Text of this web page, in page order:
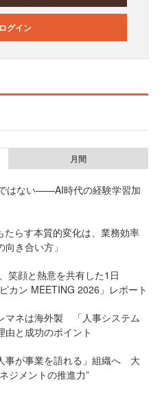
ログイン
月間
はない——AI時代の経験学習加
らす本質的変化は、業務効率
き合い方」
笑顔と熱意を共有した1日
ン MEETING 2026」レポート
マネは海外製 「人事システム
由と成功のポイント
事が事業を語れる」組織へ 大
ジメントの推進力”